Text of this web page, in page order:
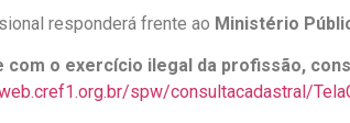
responderá frente ao Ministério
com o exercício ilegal da profissão,
spw/consultacadastral/